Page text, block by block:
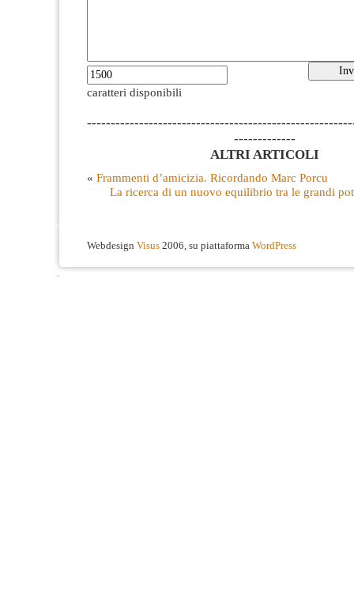
caratteri disponibili
-------------
ALTRI ARTICOLI
« Frammenti d’amicizia. Ricordando Marc Porcu
La ricerca di un nuovo equilibrio tra le grandi
Webdesign Visus 2006, su piattaforma WordPress